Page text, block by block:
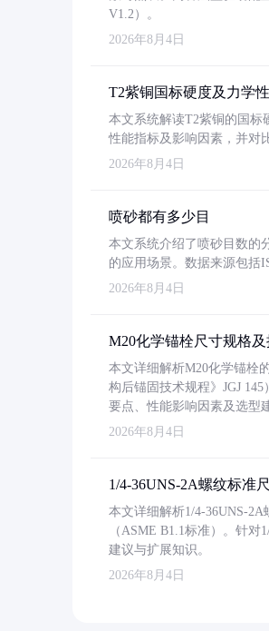
V1.2）。
2026年8月4日
T2紫铜国标硬度及力学
本文系统解读T2紫铜的国标
性能指标及影响因素，并对
2026年8月4日
喷砂都有多少目
本文系统介绍了喷砂目数的
的应用场景。数据来源包括
2026年8月4日
M20化学锚栓尺寸规格
本文详细解析M20化学锚栓
构后锚固技术规程》JGJ
要点、性能影响因素及选型
2026年8月4日
1/4-36UNS-2A螺纹标准
本文详细解析1/4-36UNS-
（ASME B1.1标准）。针
建议与扩展知识。
2026年8月4日